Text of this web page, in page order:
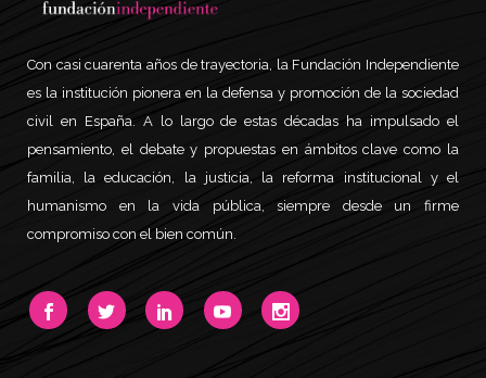
Con casi cuarenta años de trayectoria, la Fundación Independiente
es la institución pionera en la defensa y promoción de la sociedad
civil en España. A lo largo de estas décadas ha impulsado el
pensamiento, el debate y propuestas en ámbitos clave como la
familia, la educación, la justicia, la reforma institucional y el
humanismo en la vida pública, siempre desde un firme
compromiso con el bien común.